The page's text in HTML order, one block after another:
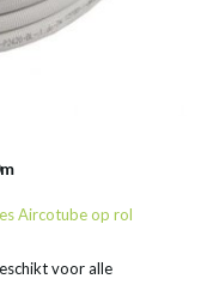
Aircotube op rol
voor alle